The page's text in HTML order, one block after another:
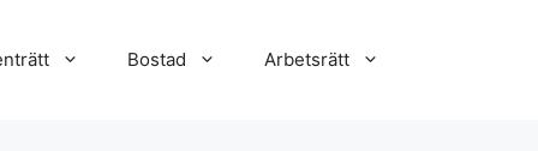
Bostad Arbetsrätt